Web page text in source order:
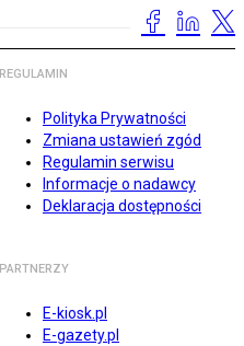
REGULAMIN
Polityka Prywatności
Zmiana ustawień zgód
Regulamin serwisu
Informacje o nadawcy
Deklaracja dostępności
PARTNERZY
E-kiosk.pl
E-gazety.pl